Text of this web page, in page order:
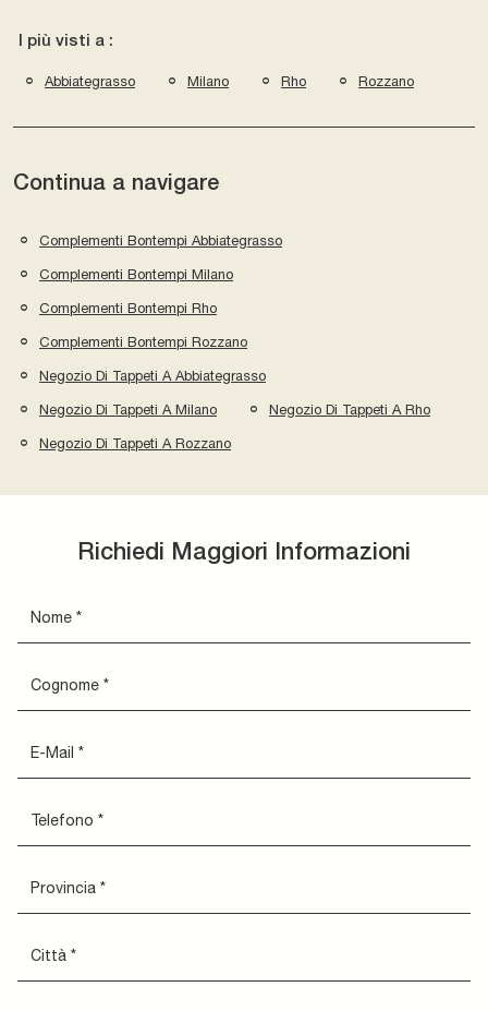
I più visti a :
Abbiategrasso Milano Rho Rozzano
Continua a navigare
Complementi Bontempi Abbiategrasso
Complementi Bontempi Milano
Complementi Bontempi Rho
Complementi Bontempi Rozzano
Negozio Di Tappeti A Abbiategrasso
Negozio Di Tappeti A Milano Negozio Di Tappeti A Rho
Negozio Di Tappeti A Rozzano
Richiedi Maggiori Informazioni